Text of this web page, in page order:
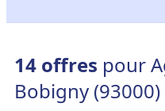
14 offres pour
Bobigny (93000)